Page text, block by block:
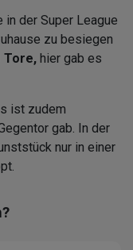
in der Super League
zu besiegen
Tore, hier gab es
ist zudem
gab. In der
nur in einer